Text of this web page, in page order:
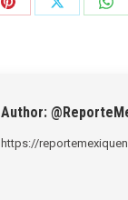
Share
Share
Author:
https://